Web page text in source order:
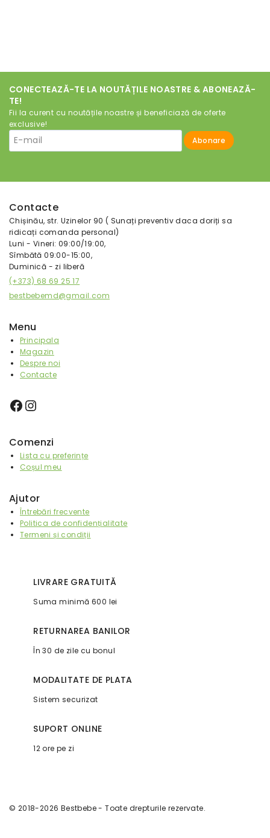
CONECTEAZĂ-TE LA NOUTĂȚILE NOASTRE & ABONEAZĂ-
TE!
Fii la curent cu noutățile noastre și beneficiază de oferte
exclusive!
Contacte
Chișinău, str. Uzinelor 90 ( Sunați preventiv daca doriți sa
ridicați comanda personal)
Luni - Vineri: 09:00/19:00,
Sîmbătă 09:00-15:00,
Duminică - zi liberă
(+373) 68 69 25 17
bestbebemd@gmail.com
Menu
Principala
Magazin
Despre noi
Contacte
Comenzi
Lista cu preferințe
Coșul meu
Ajutor
Întrebări frecvente
Politica de confidențialitate
Termeni și condiții
LIVRARE GRATUITĂ
Suma minimă 600 lei
RETURNAREA BANILOR
În 30 de zile cu bonul
MODALITATE DE PLATA
Sistem securizat
SUPORT ONLINE
12 ore pe zi
© 2018-2026 Bestbebe - Toate drepturile rezervate.